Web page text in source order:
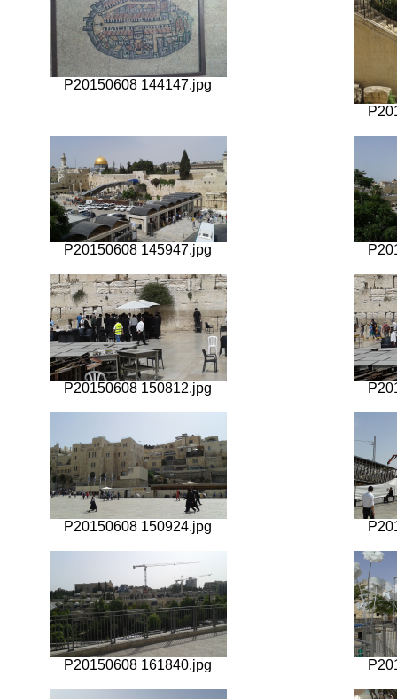
P20150608 144147.jpg
P20150608 145947.jpg
P20150608 150812.jpg
P20150608 150924.jpg
P20150608 161840.jpg